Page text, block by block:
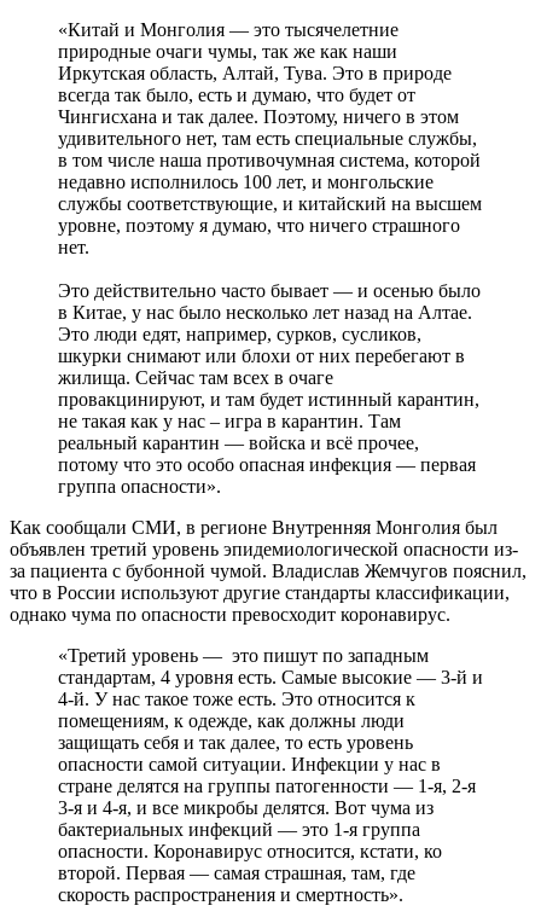
«Китай и Монголия — это тысячелетние
природные очаги чумы, так же как наши
Иркутская область, Алтай, Тува. Это в природе
всегда так было, есть и думаю, что будет от
Чингисхана и так далее. Поэтому, ничего в этом
удивительного нет, там есть специальные службы,
в том числе наша противочумная система, которой
недавно исполнилось 100 лет, и монгольские
службы соответствующие, и китайский на высшем
уровне, поэтому я думаю, что ничего страшного
нет.
Это действительно часто бывает — и осенью было
в Китае, у нас было несколько лет назад на Алтае.
Это люди едят, например, сурков, сусликов,
шкурки снимают или блохи от них перебегают в
жилища. Сейчас там всех в очаге
провакцинируют, и там будет истинный карантин,
не такая как у нас – игра в карантин. Там
реальный карантин — войска и всё прочее,
потому что это особо опасная инфекция — первая
группа опасности».
Как сообщали СМИ, в регионе Внутренняя Монголия был
объявлен третий уровень эпидемиологической опасности из-
за пациента с бубонной чумой. Владислав Жемчугов пояснил,
что в России используют другие стандарты классификации,
однако чума по опасности превосходит коронавирус.
«Третий уровень — это пишут по западным
стандартам, 4 уровня есть. Самые высокие — 3-й и
4-й. У нас такое тоже есть. Это относится к
помещениям, к одежде, как должны люди
защищать себя и так далее, то есть уровень
опасности самой ситуации. Инфекции у нас в
стране делятся на группы патогенности — 1-я, 2-я
3-я и 4-я, и все микробы делятся. Вот чума из
бактериальных инфекций — это 1-я группа
опасности. Коронавирус относится, кстати, ко
второй. Первая — самая страшная, там, где
скорость распространения и смертность».